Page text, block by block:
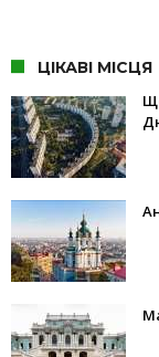
ЦІКАВІ МІСЦЯ